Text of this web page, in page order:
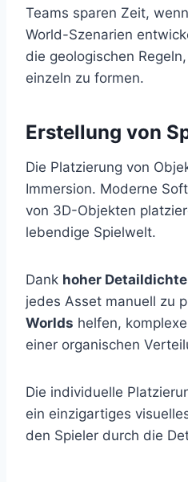
Teams sparen Zeit,
World-Szenarien
die geologischen
einzeln zu formen.
Erstellung von
Die Platzierung von
Immersion. Moderne
von 3D-Objekten
lebendige Spielwelt.
Dank hoher Detaildichte
jedes Asset manuell zu
Worlds helfen,
einer organischen
Die individuelle
ein einzigartiges
den Spieler durch die